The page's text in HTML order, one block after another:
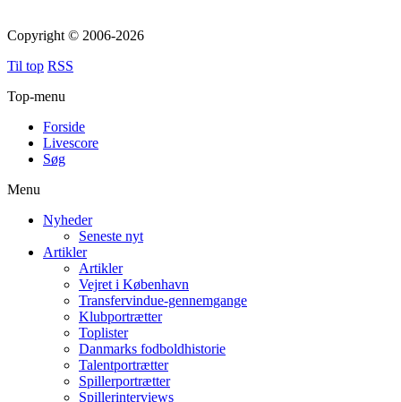
Copyright © 2006-2026
Til top RSS
Top-menu
Forside
Livescore
Søg
Menu
Nyheder
Seneste nyt
Artikler
Artikler
Vejret i København
Transfervindue-gennemgange
Klubportrætter
Toplister
Danmarks fodboldhistorie
Talentportrætter
Spillerportrætter
Spillerinterviews